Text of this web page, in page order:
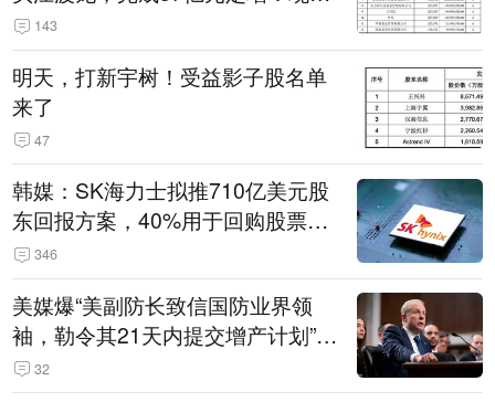
386.6元，定增价560元
143
明天，打新宇树！受益影子股名单
来了
47
韩媒：SK海力士拟推710亿美元股
东回报方案，40%用于回购股票，
相当于美股发行规模
346
美媒爆“美副防长致信国防业界领
袖，勒令其21天内提交增产计划”，
五角大楼回应
32